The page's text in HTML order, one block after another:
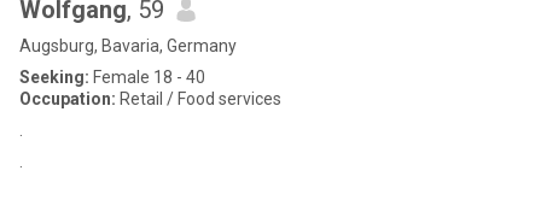
Wolfgang, 59
Augsburg, Bavaria, Germany
Seeking: Female 18 - 40
Occupation: Retail / Food services